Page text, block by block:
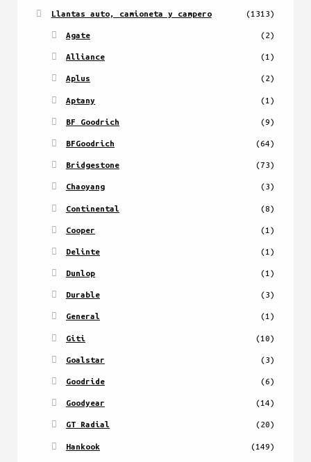
Llantas auto, camioneta y campero (1313)
Agate (2)
Alliance (1)
Aplus (2)
Aptany (1)
BF Goodrich (9)
BFGoodrich (64)
Bridgestone (73)
Chaoyang (3)
Continental (8)
Cooper (1)
Delinte (1)
Dunlop (1)
Durable (3)
General (1)
Giti (10)
Goalstar (3)
Goodride (6)
Goodyear (14)
GT Radial (20)
Hankook (149)